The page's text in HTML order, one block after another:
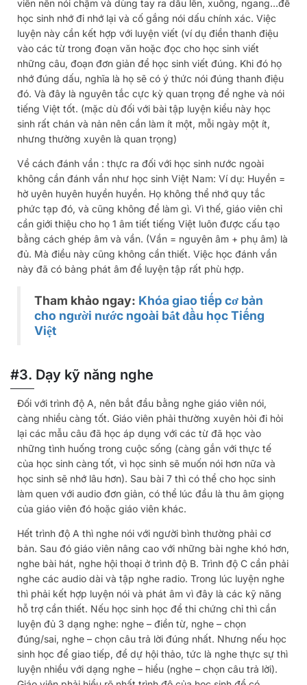
viên nên nói chậm và dùng tay ra dấu lên, xuống, ngang…để
học sinh nhớ đi nhớ lại và cố gắng nói dấu chính xác. Việc
luyện này cần kết hợp với luyện viết (ví dụ điền thanh điệu
vào các từ trong đoạn văn hoặc đọc cho học sinh viết
những câu, đoạn đơn giản để học sinh viết đúng. Khi đó họ
nhớ đúng dấu, nghĩa là họ sẽ có ý thức nói đúng thanh điệu
đó. Và đây là nguyên tắc cực kỳ quan trọng để nghe và nói
tiếng Việt tốt. (mặc dù đối với bài tập luyện kiểu này học
sinh rất chán và nản nên cần làm ít một, mỗi ngày một ít,
nhưng thường xuyên là quan trọng)
Về cách đánh vần : thực ra đối với học sinh nước ngoài
không cần đánh vần như học sinh Việt Nam: Ví dụ: Huyền =
hờ uyên huyên huyền huyền. Họ không thể nhớ quy tắc
phức tạp đó, và cũng không để làm gì. Vì thế, giáo viên chỉ
cần giới thiệu cho họ 1 âm tiết tiếng Việt luôn được cấu tạo
bằng cách ghép âm và vần. (Vần = nguyên âm + phụ âm) là
đủ. Mà điều này cũng không cần thiết. Việc học đánh vần
này đã có bảng phát âm để luyện tập rất phù hợp.
Tham khảo ngay: Khóa giao tiếp cơ bản
cho người nước ngoài bắt đầu học Tiếng
Việt
#3. Dạy kỹ năng nghe
Đối với trình độ A, nên bắt đầu bằng nghe giáo viên nói,
càng nhiều càng tốt. Giáo viên phải thường xuyên hỏi đi hỏi
lại các mẫu câu đã học áp dụng với các từ đã học vào
những tình huống trong cuộc sống (càng gắn với thực tế
của học sinh càng tốt, vì học sinh sẽ muốn nói hơn nữa và
học sinh sẽ nhớ lâu hơn). Sau bài 7 thì có thể cho học sinh
làm quen với audio đơn giản, có thể lúc đầu là thu âm giọng
của giáo viên đó hoặc giáo viên khác.
Hết trình độ A thì nghe nói với người bình thường phải cơ
bản. Sau đó giáo viên nâng cao với những bài nghe khó hơn,
nghe bài hát, nghe hội thoại ở trình độ B. Trình độ C cần phải
nghe các audio dài và tập nghe radio. Trong lúc luyện nghe
thì phải kết hợp luyện nói và phát âm vì đây là các kỹ năng
hỗ trợ cần thiết. Nếu học sinh học để thi chứng chỉ thì cần
luyện đủ 3 dạng nghe: nghe – điền từ, nghe – chọn
đúng/sai, nghe – chọn câu trả lời đúng nhất. Nhưng nếu học
sinh học để giao tiếp, để dự hội thảo, tức là nghe thực sự thì
luyện nhiều với dạng nghe – hiểu (nghe – chọn câu trả lời).